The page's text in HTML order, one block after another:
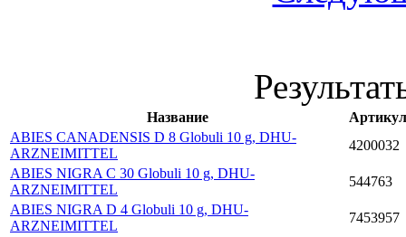
Название
Артикул
ABIES CANADENSIS D 8 Globuli 10 g, DHU-
ARZNEIMITTEL
4200032
ABIES NIGRA C 30 Globuli 10 g, DHU-
ARZNEIMITTEL
544763
ABIES NIGRA D 4 Globuli 10 g, DHU-
ARZNEIMITTEL
7453957